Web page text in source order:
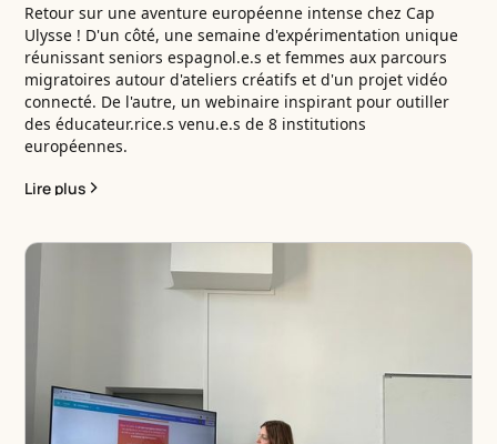
Retour sur une aventure européenne intense chez Cap
Ulysse ! D'un côté, une semaine d'expérimentation unique
réunissant seniors espagnol.e.s et femmes aux parcours
migratoires autour d'ateliers créatifs et d'un projet vidéo
connecté. De l'autre, un webinaire inspirant pour outiller
des éducateur.rice.s venu.e.s de 8 institutions
européennes.
Lire plus